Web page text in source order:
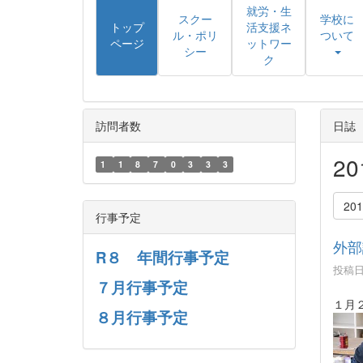
トップ
ページ
スクー
ル・ポリ
シー
就労・生
活支援ネ
ットワー
ク
学校に
ついて
日誌
外
投稿
１月
訪問者数
1 1 8 7 0 3 3 3
行事予定
R８ 年間行事予定
７月行事予定
８月行事予定